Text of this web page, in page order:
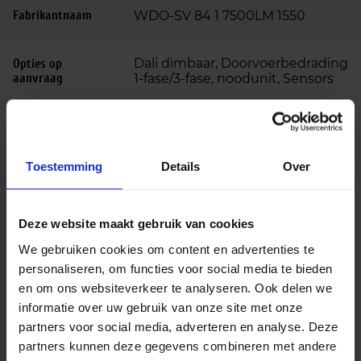
Toestemming Details Over
Deze website maakt gebruik van cookies
We gebruiken cookies om content en advertenties te
personaliseren, om functies voor social media te bieden
en om ons websiteverkeer te analyseren. Ook delen we
informatie over uw gebruik van onze site met onze
partners voor social media, adverteren en analyse. Deze
partners kunnen deze gegevens combineren met andere
Fabrikantnaam WDO-SV 84 1 7500LM 1550
Opties op
aanvraag
Dali dimbaar, Doorvoerbedrading
1-fase/3-fase, noodunit, Sensors
De Norton WDO-SV LED montagebalk is een
krachtige en duurzame lichtoplossing voor
magazijnen, parkeergarages en technische
ruimten. Dit armatuur is ontworpen om bestand te
zijn tegen vocht, stof en zware omstandigheden
dankzij de hoge IP66-classificatie. Hierdoor is het
geschikt voor zowel binnen- als buitengebruik.
Met een vermogen van 57 watt en een